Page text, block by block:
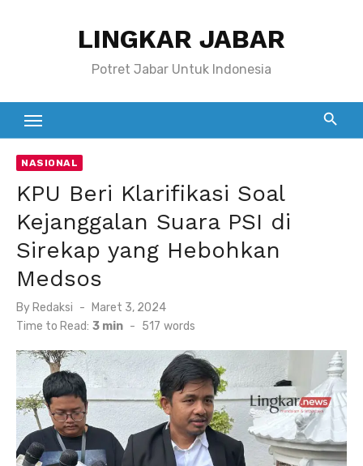
LINGKAR JABAR
Potret Jabar Untuk Indonesia
NASIONAL
KPU Beri Klarifikasi Soal
Kejanggalan Suara PSI di
Sirekap yang Hebohkan
Medsos
By Redaksi
Posted
on
Maret 3, 2024
Time to Read: 3 min - 517 words